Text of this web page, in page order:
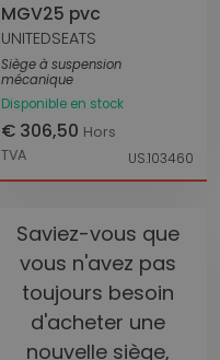
MGV25 pvc
UNITEDSEATS
Siège à suspension
mécanique
Disponible en stock
€ 306,50 Hors
TVA
US.103460
Saviez-vous que
vous n'avez pas
toujours besoin
d'acheter une
nouvelle siège,